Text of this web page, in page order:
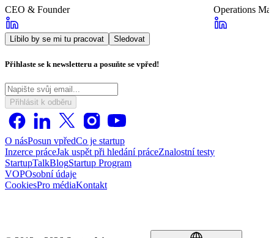
CEO & Founder Operations
Líbilo by se mi tu pracovat Sledovat
Přihlaste se k newsletteru a posuňte se vpřed!
Přihlásit k odběru
O násPosun vpředCo je startup
Inzerce práceJak uspět při hledání práceZnalostní testy
StartupTalkBlogStartup Program
VOPOsobní údaje
CookiesPro médiaKontakt